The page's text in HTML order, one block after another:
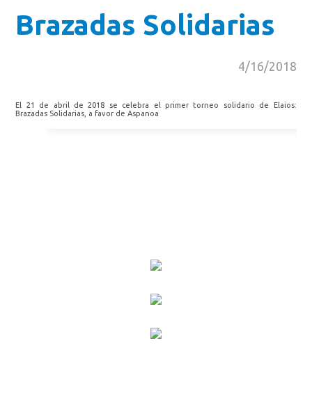
Brazadas Solidarias
4/16/2018
El 21 de abril de 2018 se celebra el primer torneo solidario de Elaios:
Brazadas Solidarias, a favor de Aspanoa